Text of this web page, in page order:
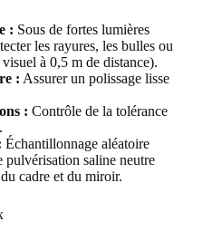
: Sous de fortes lumières
les rayures, les bulles ou
à 0,5 m de distance).
: Assurer un polissage lisse
: Contrôle de la tolérance
Échantillonnage aléatoire
pulvérisation saline neutre
cadre et du miroir.